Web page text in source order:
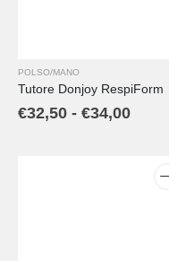
POLSO/MANO
Tutore Donjoy RespiForm
€32,50 - €34,00